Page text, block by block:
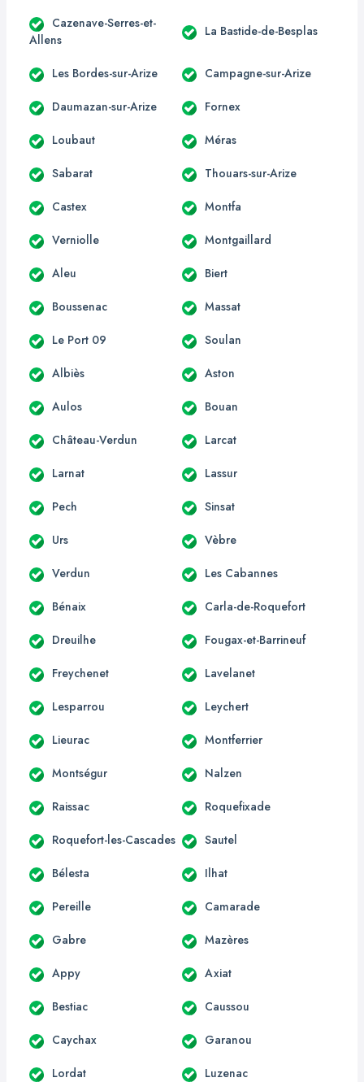
Cazenave-Serres-et-
Allens
La Bastide-de-Besplas
Les Bordes-sur-Arize Campagne-sur-Arize
Daumazan-sur-Arize Fornex
Loubaut Méras
Sabarat Thouars-sur-Arize
Castex Montfa
Verniolle Montgaillard
Aleu Biert
Boussenac Massat
Le Port 09 Soulan
Albiès Aston
Aulos Bouan
Château-Verdun Larcat
Larnat Lassur
Pech Sinsat
Urs Vèbre
Verdun Les Cabannes
Bénaix Carla-de-Roquefort
Dreuilhe Fougax-et-Barrineuf
Freychenet Lavelanet
Lesparrou Leychert
Lieurac Montferrier
Montségur Nalzen
Raissac Roquefixade
Roquefort-les-Cascades Sautel
Bélesta Ilhat
Pereille Camarade
Gabre Mazères
Appy Axiat
Bestiac Caussou
Caychax Garanou
Lordat Luzenac